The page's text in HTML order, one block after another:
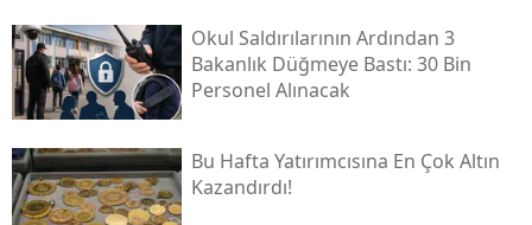
Okul Saldırılarının Ardından 3
Bakanlık Düğmeye Bastı: 30 Bin
Personel Alınacak
Bu Hafta Yatırımcısına En Çok Altın
Kazandırdı!